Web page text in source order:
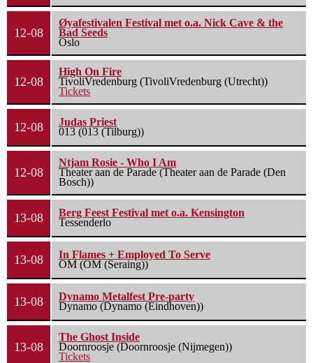
12-08
Øyafestivalen Festival met o.a. Nick Cave & the
Bad Seeds
Oslo
12-08
High On Fire
TivoliVredenburg (TivoliVredenburg (Utrecht))
Tickets
12-08
Judas Priest
013 (013 (Tilburg))
12-08
Ntjam Rosie - Who I Am
Theater aan de Parade (Theater aan de Parade (Den
Bosch))
13-08
Berg Feest Festival met o.a. Kensington
Tessenderlo
13-08
In Flames + Employed To Serve
OM (OM (Seraing))
13-08
Dynamo Metalfest Pre-party
Dynamo (Dynamo (Eindhoven))
13-08
The Ghost Inside
Doornroosje (Doornroosje (Nijmegen))
Tickets